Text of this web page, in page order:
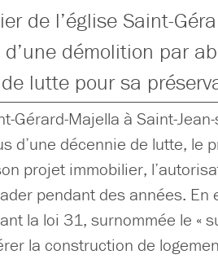
de l’église Saint-
démolition par
lutte pour sa
Gérard-Majella à Saint-
d’une décennie de lutte,
projet immobilier,
pendant des années.
la loi 31, surnommée le «
la construction de